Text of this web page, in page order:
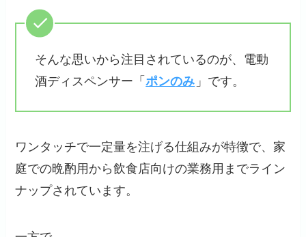
そんな思いから注目されているのが、電動
酒ディスペンサー「ポンのみ 」です。
ワンタッチで一定量を注げる仕組みが特徴で、家
庭での晩酌用から飲食店向けの業務用までライン
ナップされています。